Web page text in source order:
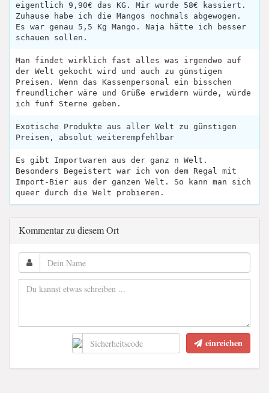
eigentlich 9,90€ das KG. Mir wurde 58€ kassiert.
Zuhause habe ich die Mangos nochmals abgewogen.
Es war genau 5,5 Kg Mango. Naja hätte ich besser
schauen sollen.
Man findet wirklich fast alles was irgendwo auf
der Welt gekocht wird und auch zu günstigen
Preisen. Wenn das Kassenpersonal ein bisschen
freundlicher wäre und Grüße erwidern würde, würde
ich funf Sterne geben.
Exotische Produkte aus aller Welt zu günstigen
Preisen, absolut weiterempfehlbar
Es gibt Importwaren aus der ganz n Welt.
Besonders Begeistert war ich von dem Regal mit
Import-Bier aus der ganzen Welt. So kann man sich
queer durch die Welt probieren.
Kommentar zu diesem Ort
einreichen